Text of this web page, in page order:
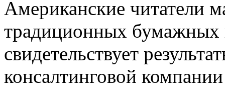
Американские читатели
традиционных бумажных
свидетельствует
консалтинговой